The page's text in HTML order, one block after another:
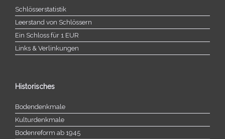
Schlösserstatistik
Leerstand von Schlössern
Ein Schloss für 1 EUR
Links & Verlinkungen
Historisches
Bodendenkmale
Kulturdenkmale
Bodenreform ab 1945